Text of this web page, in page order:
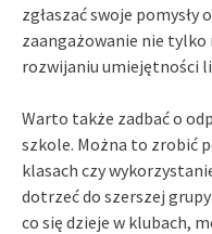
zgłaszać swoje pomysły
zaangażowanie nie
rozwijaniu umiejętności
Warto także zadbać o
szkole. Można to zrobić
klasach czy
dotrzeć do szerszej
co się dzieje w klubach,